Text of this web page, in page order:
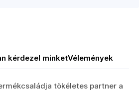
kérdezel minketVélemények
tökéletes partner a